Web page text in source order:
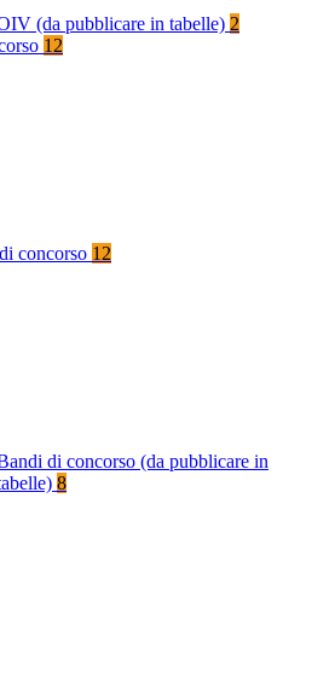
(da pubblicare in tabelle) 2
12
concorso 12
di concorso (da pubblicare in
8